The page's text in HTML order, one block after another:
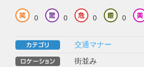
0 0 0 0
交通マナー
街並み